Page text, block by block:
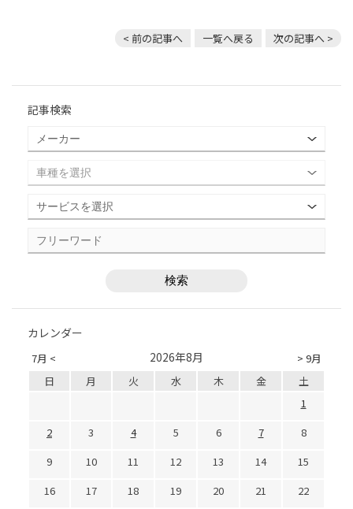
< 前の記事へ 一覧へ戻る 次の記事へ >
記事検索
カレンダー
7月 < > 9月
2026年8月
日 月 火 水 木 金
土
1
2
3 4 5 6 7
8
9
10 11 12 13 14
15
16
17 18 19 20 21
22